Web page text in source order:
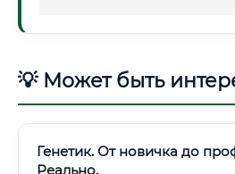
💡 Может быть
Генетик. От новичка до
Реально.